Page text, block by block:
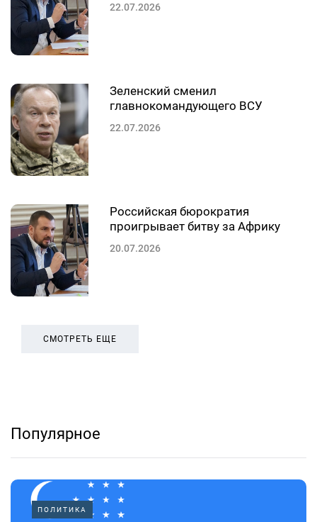
22.07.2026
Зеленский сменил
главнокомандующего ВСУ
22.07.2026
Российская бюрократия
проигрывает битву за Африку
20.07.2026
СМОТРЕТЬ ЕЩЕ
Популярное
ПОЛИТИКА